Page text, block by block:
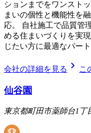
ションまでをワンスト
まいの個性と機能性を
応。 自社施工で品質管
める住まいづくりを実
じたい方に最適なパート
会社の詳細を見る chevron_right こ
仙谷園
東京都町田市薬師台1丁